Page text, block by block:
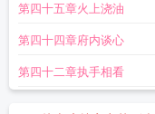
街前完整歌词打马御街前gai
第四十五章火上浇油
第四十四章府内谈心
第四十二章执手相看